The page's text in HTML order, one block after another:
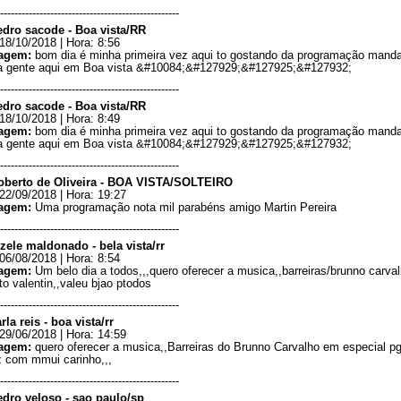
sacode - Boa vista/RR
10/2018 | Hora: 8:56
bom dia é minha primeira vez aqui to gostando da programação
gente aqui em Boa vista &#10084;&#127929;&#127925;&#127932;
sacode - Boa vista/RR
10/2018 | Hora: 8:49
bom dia é minha primeira vez aqui to gostando da programação
gente aqui em Boa vista &#10084;&#127929;&#127925;&#127932;
de Oliveira - BOA VISTA/SOLTEIRO
09/2018 | Hora: 19:27
Uma programação nota mil parabéns amigo Martin Pereira
maldonado - bela vista/rr
08/2018 | Hora: 8:54
Um belo dia a todos,,,quero oferecer a musica,,barreiras/brunno
valentin,,valeu bjao ptodos
reis - boa vista/rr
06/2018 | Hora: 14:59
quero oferecer a musica,,Barreiras do Brunno Carvalho em especial
com mmui carinho,,,
veloso - sao paulo/sp